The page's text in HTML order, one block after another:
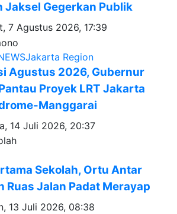
Jaksel Gegerkan Publik
7 Agustus 2026, 17:39
Jakarta Region
Agustus 2026, Gubernur
Proyek LRT Jakarta
Manggarai
14 Juli 2026, 20:37
Sekolah, Ortu Antar
Ruas Jalan Padat Merayap
13 Juli 2026, 08:38